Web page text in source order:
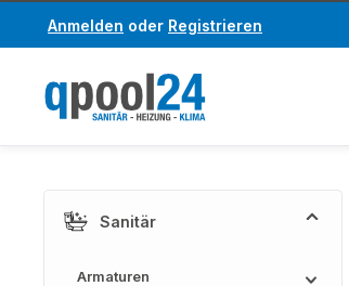
Hauptinhalt springen
Zur Suche springen
Anmelden oder Registrieren
Sanitär
Armaturen